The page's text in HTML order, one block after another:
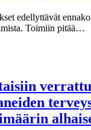
edellyttävät
Toimiin pitää…